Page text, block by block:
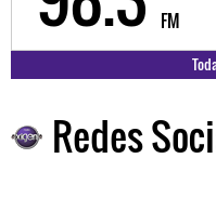
FM
Redes